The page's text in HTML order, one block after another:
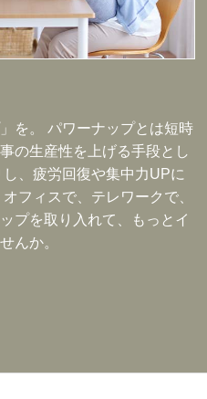
を。 パワーナップとは短時
の生産性を上げる手段とし
、疲労回復や集中力UPに
フィスで、テレワークで、
プを取り入れて、もっとイ
んか。